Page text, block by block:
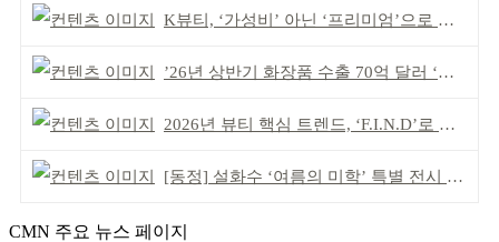
K뷰티, ‘가성비’ 아닌 ‘프리미엄’으로 승부걸어야
’26년 상반기 화장품 수출 70억 달러 ‘역대 최고’
2026년 뷰티 핵심 트렌드, ‘F.I.N.D’로 읽는다
[동정] 설화수 ‘여름의 미학’ 특별 전시 개최
CMN 주요 뉴스 페이지